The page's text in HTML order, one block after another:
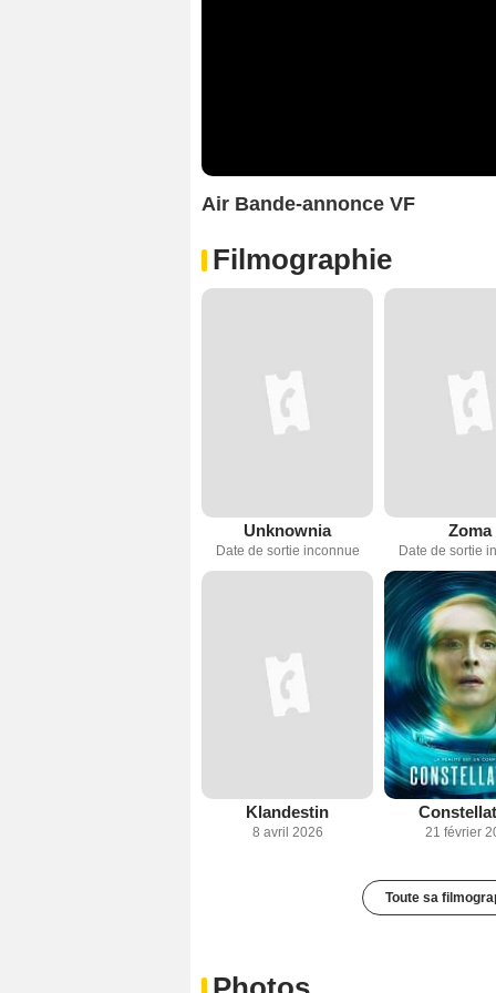
Air Bande-annonce VF
Filmographie
Unknownia
Date de sortie inconnue
Zoma
Date de sortie
Klandestin
8 avril 2026 21 février
Toute sa